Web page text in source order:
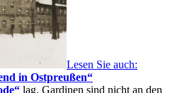
Lesen Sie auch:
in Ostpreußen
lag. Gardinen sind nicht an den